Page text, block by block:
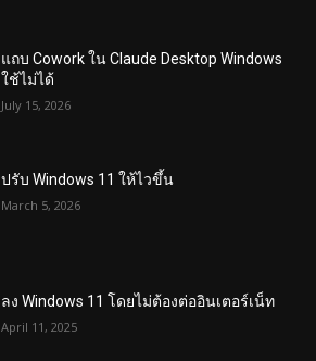
แถบ Cowork ใน Claude Desktop Windows
ใช้ไม่ได้
July 15, 2026
ปรับ Windows 11 ให้ไวขึ้น
March 5, 2026
ลง Windows 11 โดยไม่ต้องต่ออินเตอร์เน็ท
April 11, 2025